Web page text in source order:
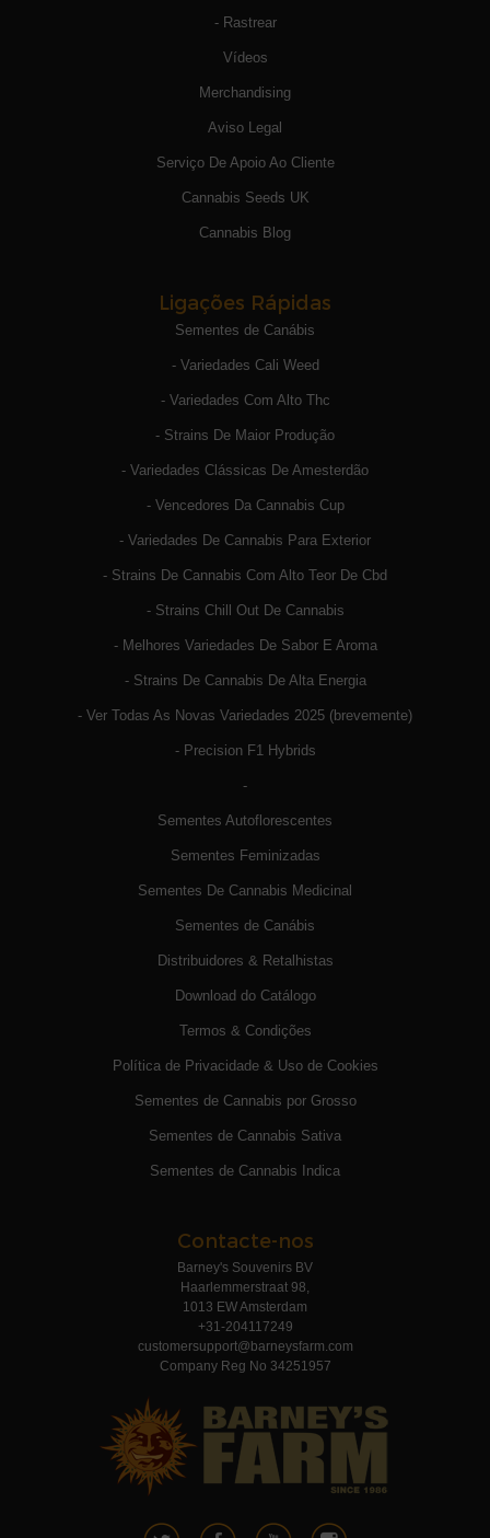
- Rastrear
Vídeos
Merchandising
Aviso Legal
Serviço De Apoio Ao Cliente
Cannabis Seeds UK
Cannabis Blog
Ligações Rápidas
Sementes de Canábis
- Variedades Cali Weed
- Variedades Com Alto Thc
- Strains De Maior Produção
- Variedades Clássicas De Amesterdão
- Vencedores Da Cannabis Cup
- Variedades De Cannabis Para Exterior
- Strains De Cannabis Com Alto Teor De Cbd
- Strains Chill Out De Cannabis
- Melhores Variedades De Sabor E Aroma
- Strains De Cannabis De Alta Energia
- Ver Todas As Novas Variedades 2025 (brevemente)
- Precision F1 Hybrids
-
Sementes Autoflorescentes
Sementes Feminizadas
Sementes De Cannabis Medicinal
Sementes de Canábis
Distribuidores & Retalhistas
Download do Catálogo
Termos & Condições
Política de Privacidade & Uso de Cookies
Sementes de Cannabis por Grosso
Sementes de Cannabis Sativa
Sementes de Cannabis Indica
Contacte-nos
Barney's Souvenirs BV
Haarlemmerstraat 98,
1013 EW Amsterdam
+31-204117249
customersupport@barneysfarm.com
Company Reg No 34251957